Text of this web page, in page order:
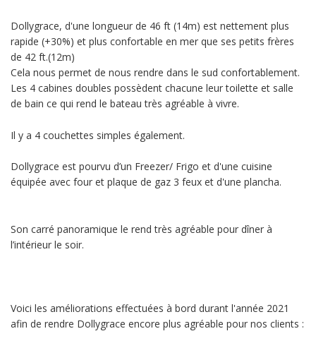
Dollygrace, d'une longueur de 46 ft (14m) est nettement plus
rapide (+30%) et plus confortable en mer que ses petits frères
de 42 ft.(12m)
Cela nous permet de nous rendre dans le sud confortablement.
Les 4 cabines doubles possèdent chacune leur toilette et salle
de bain ce qui rend le bateau très agréable à vivre.
Il y a 4 couchettes simples également.
Dollygrace est pourvu d’un Freezer/ Frigo et d'une cuisine
équipée avec four et plaque de gaz 3 feux et d'une plancha.
Son carré panoramique le rend très agréable pour dîner à
l’intérieur le soir.
Voici les améliorations effectuées à bord durant l'année 2021
afin de rendre Dollygrace encore plus agréable pour nos clients :